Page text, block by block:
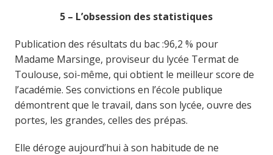
5 – L’obsession des statistiques
Publication des résultats du bac :96,2 % pour
Madame Marsinge, proviseur du lycée Termat de
Toulouse, soi-même, qui obtient le meilleur score de
l’académie. Ses convictions en l’école publique
démontrent que le travail, dans son lycée, ouvre des
portes, les grandes, celles des prépas.
Elle déroge aujourd’hui à son habitude de ne